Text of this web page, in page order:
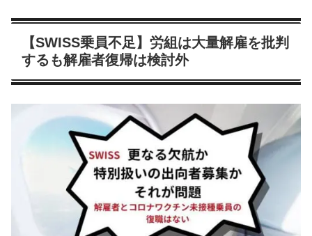
【SWISS乗員不足】労組は大量解雇を批判
するも解雇者復帰は検討外